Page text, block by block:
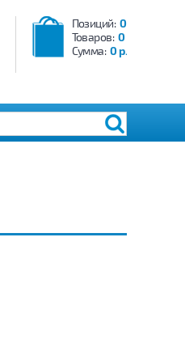
Позиций: 0
Товаров: 0
Сумма: 0 р.